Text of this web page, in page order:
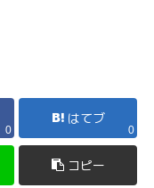
0
はてブ
0
コピー